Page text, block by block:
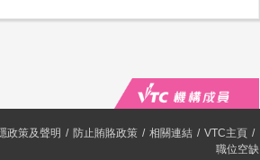
政策及聲明 防止賄賂政策 相關連結
VTC主頁
職位空缺